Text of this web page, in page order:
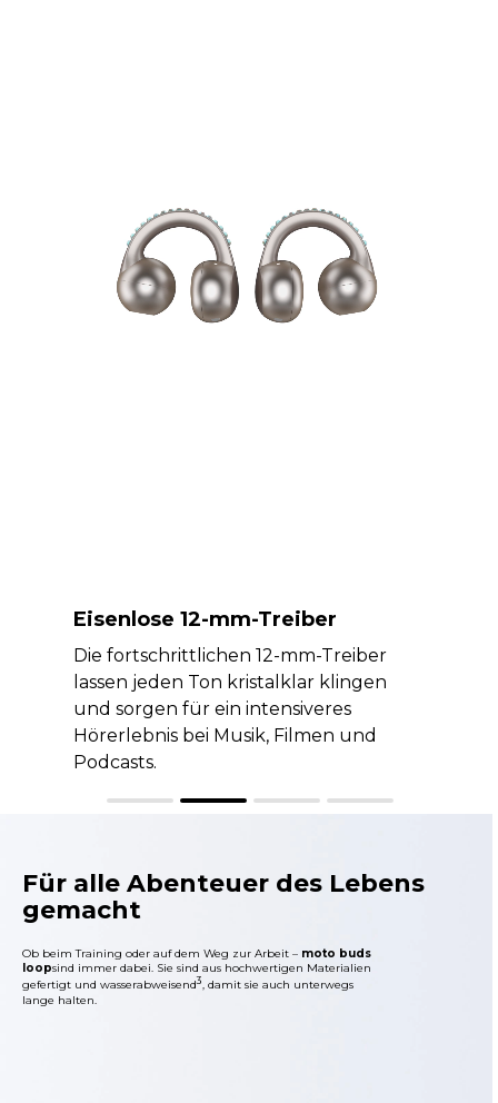
Eisenlose 12-mm-Treiber
Die fortschrittlichen 12-mm-Treiber
lassen jeden Ton kristalklar klingen
und sorgen für ein intensiveres
Hörerlebnis bei Musik, Filmen und
Podcasts.
Für alle Abenteuer des Lebens
gemacht
Ob beim Training oder auf dem Weg zur Arbeit – moto buds
loopsind immer dabei. Sie sind aus hochwertigen Materialien
gefertigt und wasserabweisend3, damit sie auch unterwegs
lange halten.